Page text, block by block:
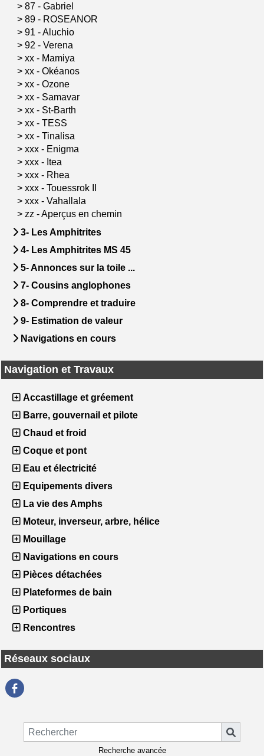
> 87 - Gabriel
> 89 - ROSEANOR
> 91 - Aluchio
> 92 - Verena
> xx - Mamiya
> xx - Okéanos
> xx - Ozone
> xx - Samavar
> xx - St-Barth
> xx - TESS
> xx - Tinalisa
> xxx - Enigma
> xxx - Itea
> xxx - Rhea
> xxx - Touessrok II
> xxx - Vahallala
> zz - Aperçus en chemin
3- Les Amphitrites
4- Les Amphitrites MS 45
5- Annonces sur la toile ...
7- Cousins anglophones
8- Comprendre et traduire
9- Estimation de valeur
Navigations en cours
Navigation et Travaux
Accastillage et gréement
Barre, gouvernail et pilote
Chaud et froid
Coque et pont
Eau et électricité
Equipements divers
La vie des Amphs
Moteur, inverseur, arbre, hélice
Mouillage
Navigations en cours
Pièces détachées
Plateformes de bain
Portiques
Rencontres
Réseaux sociaux
Recherche avancée